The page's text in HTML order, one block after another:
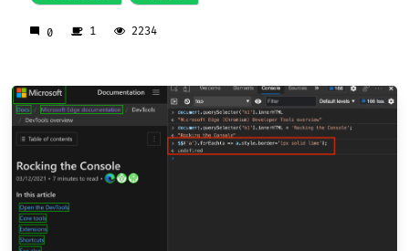
mode_comment 0 1 2234